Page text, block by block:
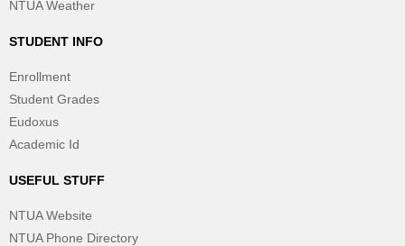
NTUA Weather
STUDENT INFO
Enrollment
Student Grades
Eudoxus
Academic Id
USEFUL STUFF
NTUA Website
NTUA Phone Directory